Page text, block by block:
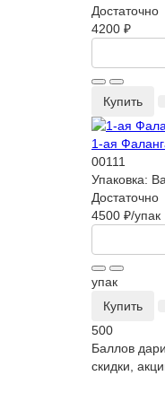
Достаточно
4200 ₽
Купить
1-ая
00111
Упаковка:
Достаточно
4500 ₽/упак
упак
Купить
500
Баллов
скидки,